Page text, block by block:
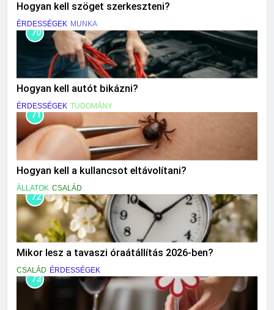
Hogyan kell szöget szerkeszteni?
ÉRDESSÉGEK MUNKA
70
Hogyan kell autót bikázni?
ÉRDESSÉGEK TUDOMÁNY
71
Hogyan kell a kullancsot eltávolítani?
ÁLLATOK CSALÁD
72
Mikor lesz a tavaszi óraátállítás 2026-ben?
CSALÁD ÉRDESSÉGEK
73